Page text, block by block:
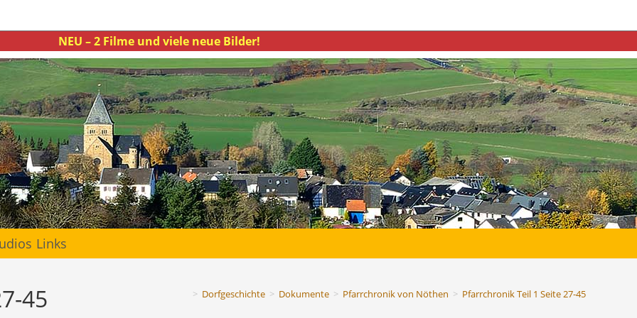
NEU – 2 Filme und viele neue Bilder!
Links
45 > Dorfgeschichte > Dokumente > Pfarrchronik von Nöthen > Pfarrchronik Teil 1 Seite 27-45